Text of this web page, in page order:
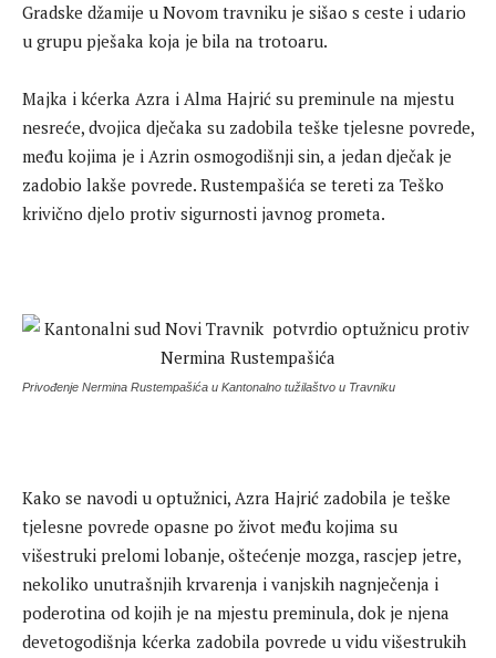
Gradske džamije u Novom travniku je sišao s ceste i udario
u grupu pješaka koja je bila na trotoaru.
Majka i kćerka Azra i Alma Hajrić su preminule na mjestu
nesreće, dvojica dječaka su zadobila teške tjelesne povrede,
među kojima je i Azrin osmogodišnji sin, a jedan dječak je
zadobio lakše povrede. Rustempašića se tereti za Teško
krivično djelo protiv sigurnosti javnog prometa.
Privođenje Nermina Rustempašića u Kantonalno tužilaštvo u Travniku
Kako se navodi u optužnici, Azra Hajrić zadobila je teške
tjelesne povrede opasne po život među kojima su
višestruki prelomi lobanje, oštećenje mozga, rascjep jetre,
nekoliko unutrašnjih krvarenja i vanjskih nagnječenja i
poderotina od kojih je na mjestu preminula, dok je njena
devetogodišnja kćerka zadobila povrede u vidu višestrukih